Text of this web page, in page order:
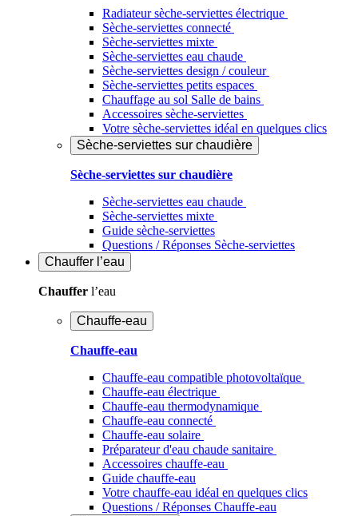
Radiateur sèche-serviettes électrique
Sèche-serviettes connecté
Sèche-serviettes mixte
Sèche-serviettes eau chaude
Sèche-serviettes design / couleur
Sèche-serviettes petits espaces
Chauffage au sol Salle de bains
Accessoires sèche-serviettes
Votre sèche-serviettes idéal en quelques clics
Sèche-serviettes sur chaudière
Sèche-serviettes sur chaudière
Sèche-serviettes eau chaude
Sèche-serviettes mixte
Guide sèche-serviettes
Questions / Réponses Sèche-serviettes
Chauffer l’eau
Chauffer l’eau
Chauffe-eau
Chauffe-eau
Chauffe-eau compatible photovoltaïque
Chauffe-eau électrique
Chauffe-eau thermodynamique
Chauffe-eau connecté
Chauffe-eau solaire
Préparateur d'eau chaude sanitaire
Accessoires chauffe-eau
Guide chauffe-eau
Votre chauffe-eau idéal en quelques clics
Questions / Réponses Chauffe-eau